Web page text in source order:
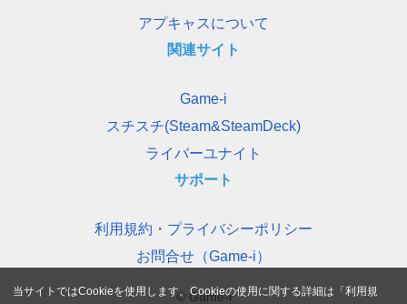
アプキャスについて
関連サイト
Game-i
スチスチ(Steam&SteamDeck)
ライバーユナイト
サポート
利用規約・プライバシーポリシー
お問合せ（Game-i）
© Game-i
当サイトではCookieを使用します。Cookieの使用に関する詳細は「利用規